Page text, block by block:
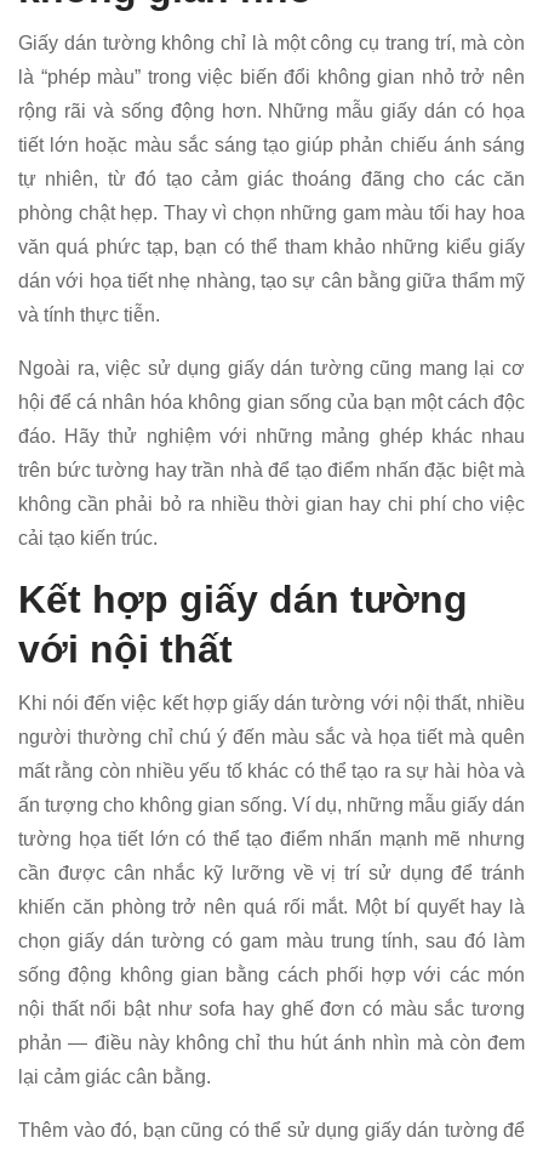
Giấy dán tường không chỉ là một công cụ trang trí, mà còn
là “phép màu” trong việc biến đổi không gian nhỏ trở nên
rộng rãi và sống động hơn. Những mẫu giấy dán có họa
tiết lớn hoặc màu sắc sáng tạo giúp phản chiếu ánh sáng
tự nhiên, từ đó tạo cảm giác thoáng đãng cho các căn
phòng chật hẹp. Thay vì chọn những gam màu tối hay hoa
văn quá phức tạp, bạn có thể tham khảo những kiểu giấy
dán với họa tiết nhẹ nhàng, tạo sự cân bằng giữa thẩm mỹ
và tính thực tiễn.
Ngoài ra, việc sử dụng giấy dán tường cũng mang lại cơ
hội để cá nhân hóa không gian sống của bạn một cách độc
đáo. Hãy thử nghiệm với những mảng ghép khác nhau
trên bức tường hay trần nhà để tạo điểm nhấn đặc biệt mà
không cần phải bỏ ra nhiều thời gian hay chi phí cho việc
cải tạo kiến trúc.
Kết hợp giấy dán tường
với nội thất
Khi nói đến việc kết hợp giấy dán tường với nội thất, nhiều
người thường chỉ chú ý đến màu sắc và họa tiết mà quên
mất rằng còn nhiều yếu tố khác có thể tạo ra sự hài hòa và
ấn tượng cho không gian sống. Ví dụ, những mẫu giấy dán
tường họa tiết lớn có thể tạo điểm nhấn mạnh mẽ nhưng
cần được cân nhắc kỹ lưỡng về vị trí sử dụng để tránh
khiến căn phòng trở nên quá rối mắt. Một bí quyết hay là
chọn giấy dán tường có gam màu trung tính, sau đó làm
sống động không gian bằng cách phối hợp với các món
nội thất nổi bật như sofa hay ghế đơn có màu sắc tương
phản — điều này không chỉ thu hút ánh nhìn mà còn đem
lại cảm giác cân bằng.
Thêm vào đó, bạn cũng có thể sử dụng giấy dán tường để